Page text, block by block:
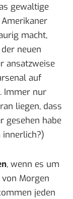
gewaltige
macht,
neuen
ansatzweise
auf
Immer nur
liegen, dass
gesehen habe
innerlich?)
, wenn es um
von Morgen
jeden